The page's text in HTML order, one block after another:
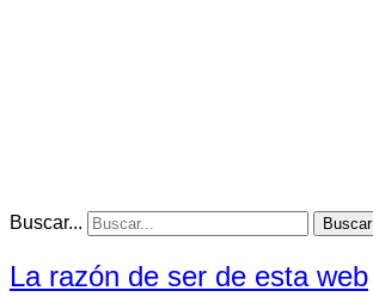
Buscar... Buscar
La razón de ser de esta web